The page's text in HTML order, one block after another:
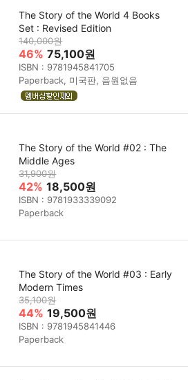
The Story of the World 4 Books
Set : Revised Edition
140,000원
46% 75,100원
ISBN : 9781945841705
Paperback, 미국판, 음원없음
The Story of the World #02 : The
Middle Ages
31,900원
42% 18,500원
ISBN : 9781933339092
Paperback
The Story of the World #03 : Early
Modern Times
35,100원
44% 19,500원
ISBN : 9781945841446
Paperback